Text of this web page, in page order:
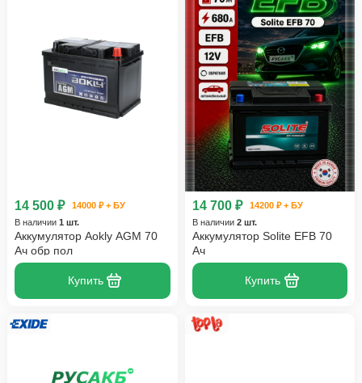
14 500 ₽
14000 ₽ + БУ
В наличии 1 шт.
Аккумулятор Aokly AGM 70
Ач обр пол
Купить
14 700 ₽
14200 ₽ + БУ
В наличии 2 шт.
Аккумулятор Solite EFB 70
Ач
Купить